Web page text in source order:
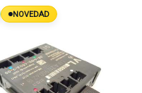
NOVEDAD